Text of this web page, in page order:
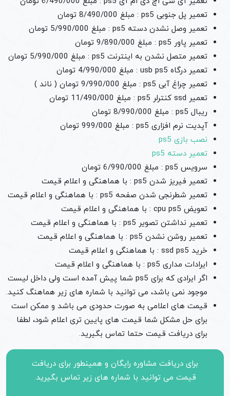
تعمیر پل جنوبی ps5 : مبلغ 8/490/000 تومان
تعمیر وصل نشدن دسته ps5 : مبلغ 5/990/000 تومان
تعمیر پاور ps5 : مبلغ 9/890/000 تومان
تعمیر متصل نشدن به اینترنت ps5 : مبلغ 5/990/000 تومان
تعمیر درگاه usb ps5 : مبلغ 4/990/000 تومان
تعمیر چراغ آبی ps5 : مبلغ 9/990/000 تومان ( ناند )
تعمیر ssd کنترلر ps5 : مبلغ 11/490/000 تومان
ریبال ps5 : مبلغ 8/990/000 تومان
آپدیت نرم افزاری ps5 : مبلغ 999/000 تومان
نصب بازی ps5
تعمیر دسته ps5
سرویس ps5 : مبلغ 6/990/000 تومان
تعمیر فیریز شدن ps5 : با هماهنگی و اعلام قیمت
تعمیر شطرنجی شدن صفحه ps5 : با هماهنگی و اعلام قیمت
تعویض cpu ps5 : با هماهنگی و اعلام قیمت
تعمیر نداشتن تصویر ps5 : با هماهنگی و اعلام قیمت
تعمیر روشن نشدن ps5 : با هماهنگی و اعلام قیمت
خرید ssd ps5 : با هماهنگی و اعلام قیمت
ایرادات مداری ps5 : با هماهنگی و اعلام قیمت
اگر ایرادی که برای ps5 شما پیش آمده است ولی داخل لیست
موجود نمی باشد، می توانید با شماره های زیر هماهنگ کنید.
قیمت های اعلامی به صورت حدودی می باشد و ممکن است
برای حل مشکل شما قیمت های پایین تری اعلام شود، لطفا
برای دریافت قیمت حتما تماس بگیرید.
برای دریافت مشاوره رایگان و همینطور برای دریافت
قیمت می توانید با شماره های زیر تماس بگیرید.